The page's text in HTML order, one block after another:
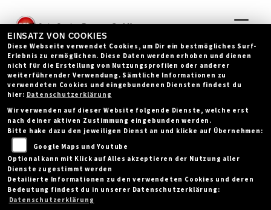
FAHRZEUGVERMIETUNG
EINSATZ VON COOKIES
Diese Webseite verwendet Cookies, um Dir ein bestmögliches Surf-
Erlebnis zu ermöglichen. Diese Daten werden erhoben und dienen
nicht für die Erstellung von Nutzungsprofilen oder anderer
weiterführender Verwendung. Sämtliche Informationen zu
verwendeten Cookies und eingebundenen Diensten findest du
hier: Datenschutzerklärung
Wir verwenden auf dieser Website folgende Dienste, welche erst
nach deiner aktiven Zustimmung eingebunden werden.
Bitte hake dazu den jeweiligen Dienst an und klicke auf Übernehmen:
Google Maps und Youtube
Optional kann mit Klick auf Alles akzeptieren der Nutzung aller
Dienste zugestimmt werden
Detailierte Informationen zu den verwendeten Cookies und deren
Bedeutung findest du in unserer Datenschutzerklärung:
Datenschutzerklärung